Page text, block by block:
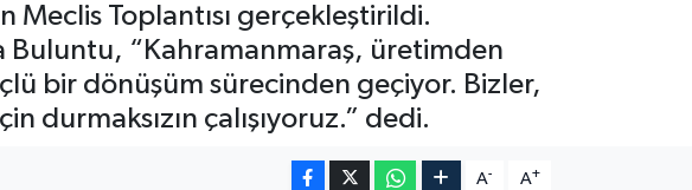
Meclis Toplantısı gerçekleştirildi.
Buluntu, “Kahramanmaraş, üretimden
bir dönüşüm sürecinden geçiyor. Bizler,
durmaksızın çalışıyoruz.” dedi.
A- A+